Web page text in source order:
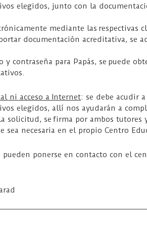
elegidos, junto con la
mediante las respectivas
documentación acreditativa, se
y contraseña para Papás, se puede
ni acceso a Internet: se debe acudir
elegidos, allí nos ayudarán a
solicitud, se firma por ambos tutores
sea necesaria en el propio Centro
ponerse en contacto con el